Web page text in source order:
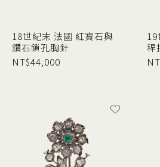
18世紀末 法國 紅寶石與
鑽石鎖孔胸針
NT$44,000
稈